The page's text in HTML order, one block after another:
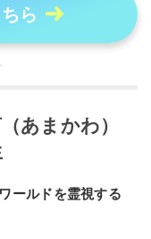
ら
あまかわ）
ールドを霊視する